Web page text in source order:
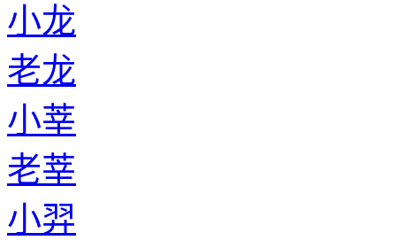
小龙
老龙
小莘
老莘
小羿